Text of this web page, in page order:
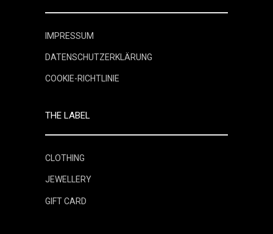
IMPRESSUM
DATENSCHUTZERKLÄRUNG
COOKIE-RICHTLINIE
THE LABEL
CLOTHING
JEWELLERY
GIFT CARD